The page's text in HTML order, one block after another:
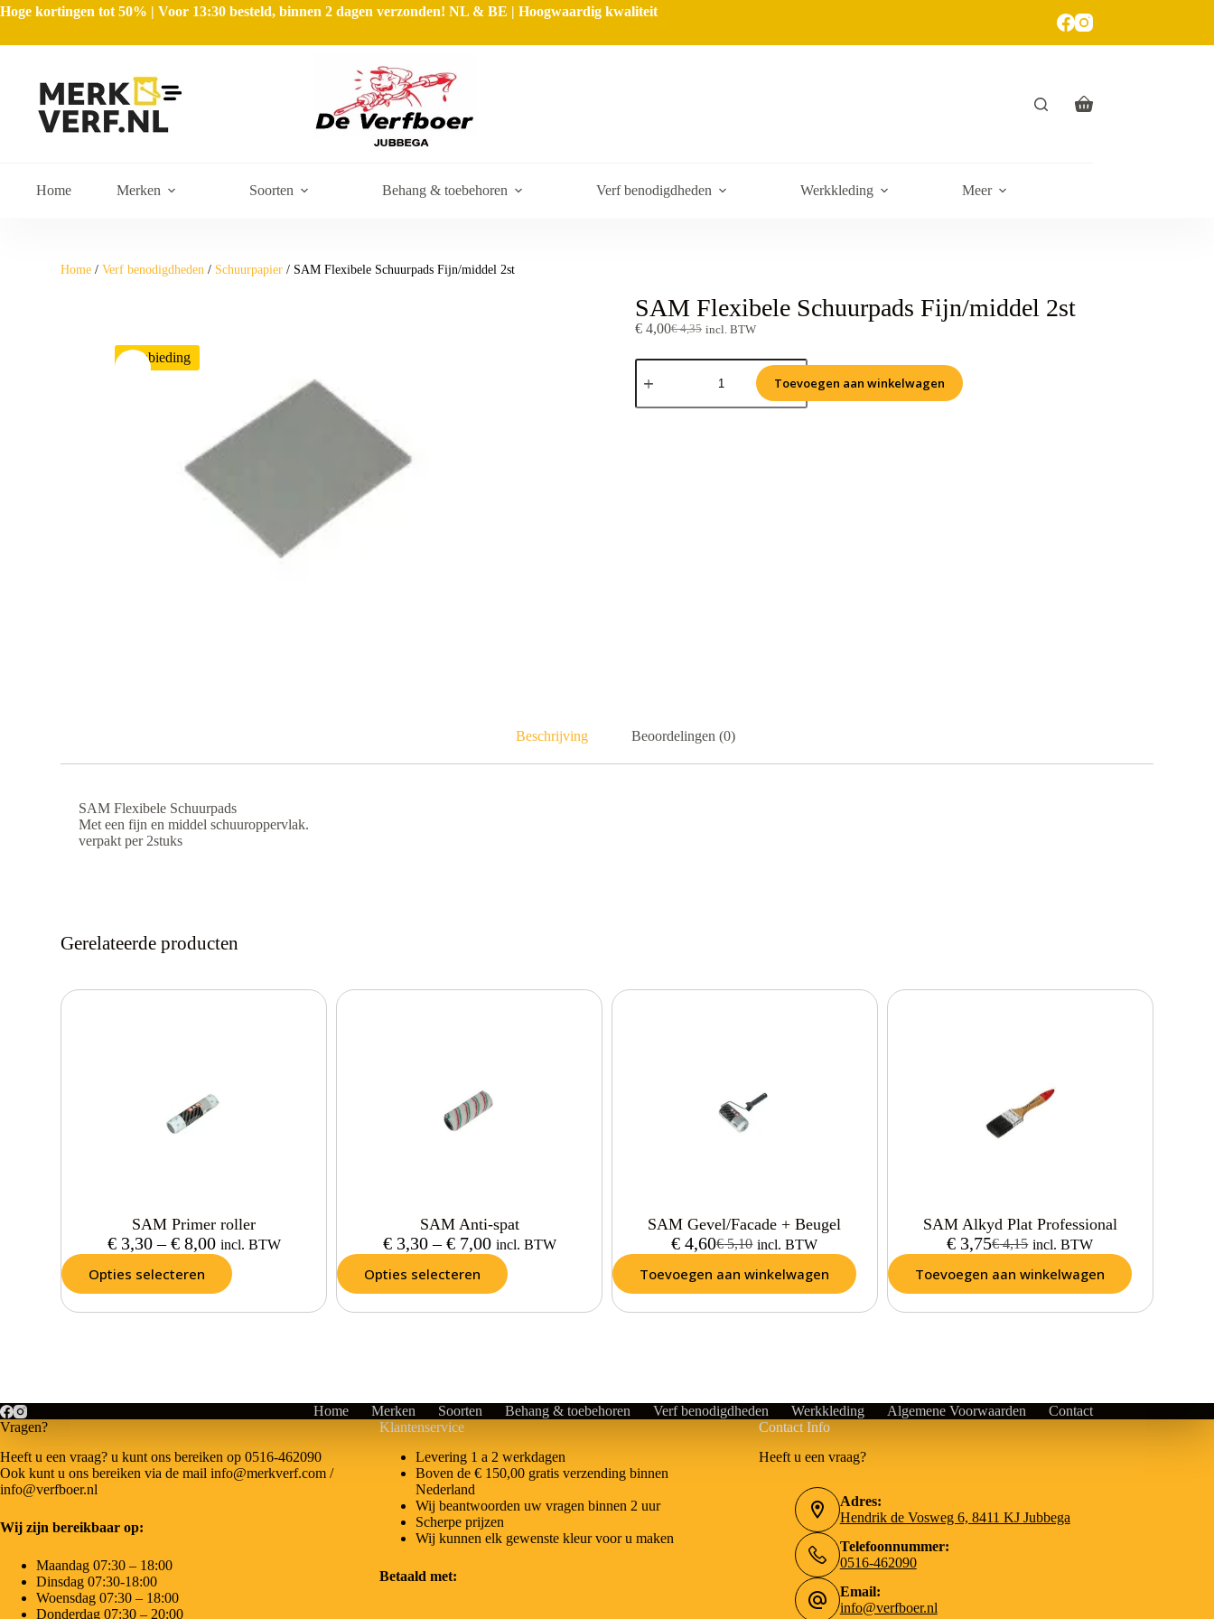
Hoge kortingen tot 50% | Voor 13:30 besteld, binnen 2 dagen verzonden! NL & BE | Hoogwaardig kwaliteit
Home Merken Soorten Behang & toebehoren Verf benodigdheden Werkkleding Meer
Home /Verf benodigdheden / Schuurpapier / SAM Flexibele Schuurpads Fijn/middel 2st
Aanbieding
SAM Flexibele Schuurpads Fijn/middel 2st
€4,35
€ 4,00 incl. BTW
Toevoegen aan winkelwagen
Beschrijving Beoordelingen (0)
SAM Flexibele Schuurpads
Met een fijn en middel schuuroppervlak.
verpakt per 2stuks
Gerelateerde producten
SAM Primer roller
€3,30 – €8,00 incl. BTW
Opties selecteren
SAM Anti-spat
€3,30 – €7,00 incl. BTW
Opties selecteren
SAM Gevel/Facade + Beugel
€5,10
€ 4,60 incl. BTW
Toevoegen aan winkelwagen
SAM Alkyd Plat Professional
€4,15
€ 3,75 incl. BTW
Toevoegen aan winkelwagen
Home Merken Soorten Behang & toebehoren Verf benodigdheden Werkkleding Algemene Voorwaarden
Contact
Vragen?
Heeft u een vraag? u kunt ons bereiken op 0516-462090
Ook kunt u ons bereiken via de mail info@merkverf.com /
info@verfboer.nl
Wij zijn bereikbaar op:
Maandag 07:30 – 18:00
Dinsdag 07:30-18:00
Woensdag 07:30 – 18:00
Donderdag 07:30 – 20:00
Klantenservice
Levering 1 a 2 werkdagen
Boven de € 150,00 gratis verzending binnen
Nederland
Wij beantwoorden uw vragen binnen 2 uur
Scherpe prijzen
Wij kunnen elk gewenste kleur voor u maken
Betaald met:
Contact Info
Heeft u een vraag?
Adres:
Hendrik de Vosweg 6, 8411 KJ Jubbega
Telefoonnummer:
0516-462090
Email:
info@verfboer.nl